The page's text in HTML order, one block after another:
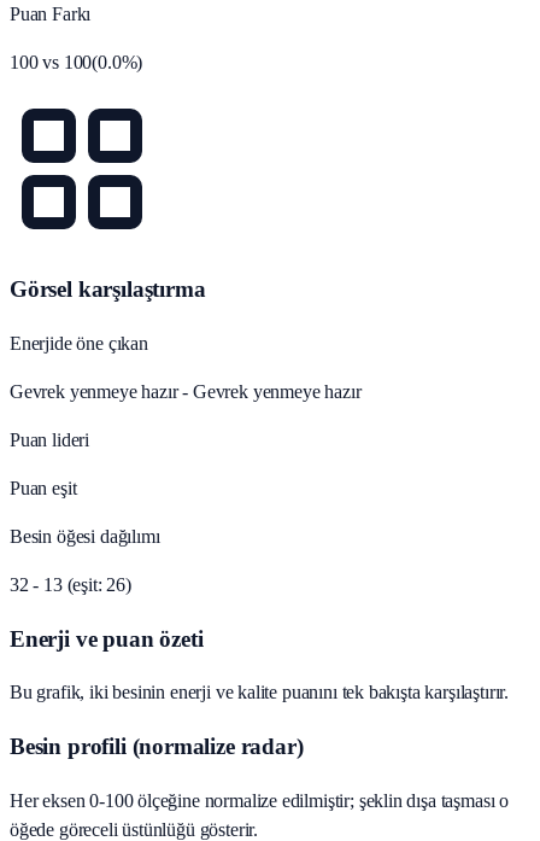
Puan Farkı
100vs 100(0.0%)
Görsel karşılaştırma
Enerjide öne çıkan
Gevrek yenmeye hazır - Gevrek yenmeye hazır
Puan lideri
Puan eşit
Besin öğesi dağılımı
32 - 13 (eşit: 26)
Enerji ve puan özeti
Bu grafik, iki besinin enerji ve kalite puanını tek bakışta karşılaştırır.
Besin profili (normalize radar)
Her eksen 0-100 ölçeğine normalize edilmiştir; şeklin dışa taşması o
öğede göreceli üstünlüğü gösterir.